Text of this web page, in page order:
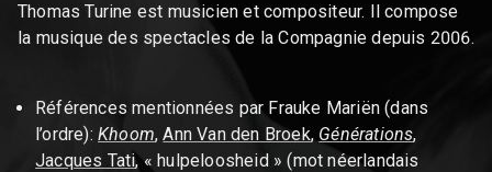
Thomas Turine est musicien et compositeur. Il compose
la musique des spectacles de la Compagnie depuis 2006.
Références mentionnées par Frauke Mariën (dans
l’ordre):Khoom,Ann Van den Broek, Générations,
Jacques Tati, « hulpeloosheid » (mot néerlandais